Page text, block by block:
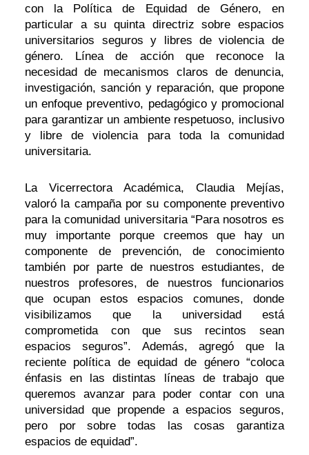
con la Política de Equidad de Género, en
particular a su quinta directriz sobre espacios
universitarios seguros y libres de violencia de
género. Línea de acción que reconoce la
necesidad de mecanismos claros de denuncia,
investigación, sanción y reparación, que propone
un enfoque preventivo, pedagógico y promocional
para garantizar un ambiente respetuoso, inclusivo
y libre de violencia para toda la comunidad
universitaria.
La Vicerrectora Académica, Claudia Mejías,
valoró la campaña por su componente preventivo
para la comunidad universitaria “Para nosotros es
muy importante porque creemos que hay un
componente de prevención, de conocimiento
también por parte de nuestros estudiantes, de
nuestros profesores, de nuestros funcionarios
que ocupan estos espacios comunes, donde
visibilizamos que la universidad está
comprometida con que sus recintos sean
espacios seguros”. Además, agregó que la
reciente política de equidad de género “coloca
énfasis en las distintas líneas de trabajo que
queremos avanzar para poder contar con una
universidad que propende a espacios seguros,
pero por sobre todas las cosas garantiza
espacios de equidad”.